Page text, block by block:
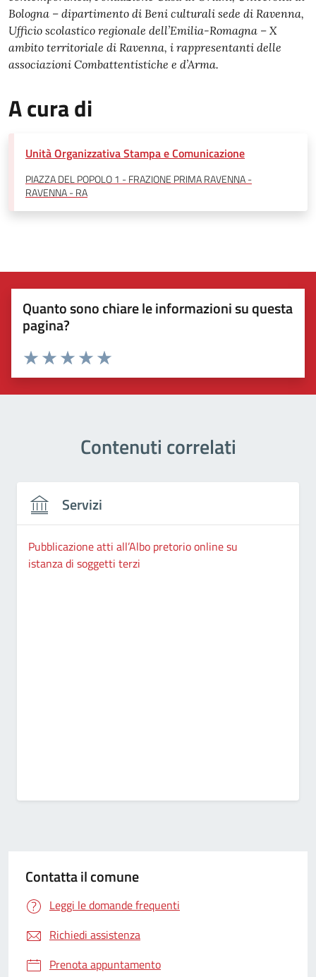
Bologna – dipartimento di Beni culturali sede di Ravenna,
Ufficio scolastico regionale dell’Emilia-Romagna – X
ambito territoriale di Ravenna, i rappresentanti delle
associazioni Combattentistiche e d’Arma.
A cura di
Unità Organizzativa Stampa e Comunicazione
PIAZZA DEL POPOLO 1 - FRAZIONE PRIMA RAVENNA -
RAVENNA - RA
Quanto sono chiare le informazioni su questa
pagina?
Valuta 5 stelle su 5
Valuta 4 stelle su 5
Valuta 3 stelle su 5
Valuta 2 stelle su 5
Valuta 1 stelle su 5
Contenuti correlati
Servizi
Pubblicazione atti all’Albo pretorio online su
istanza di soggetti terzi
Contatta il comune
Leggi le domande frequenti
Richiedi assistenza
Prenota appuntamento